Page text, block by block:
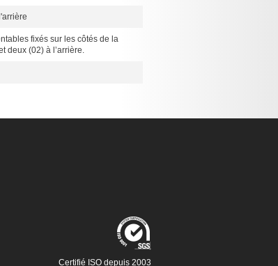
fixés sur les côtés de la
deux (02) à l’arrière.
Certifié ISO depuis 2003